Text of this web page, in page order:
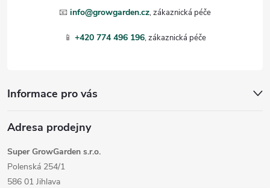
📧 info@growgarden.cz
📱 +420 774 496 196
Informace pro vás
Adresa prodejny
Super GrowGarden s.r.o.
Polenská 254/1
586 01 Jihlava